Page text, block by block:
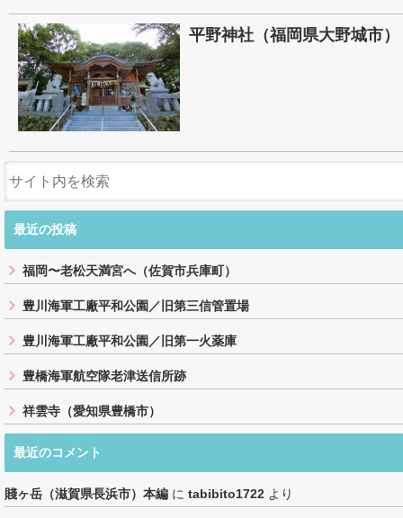
平野神社（福岡県大野城市）
最近の投稿
福岡〜老松天満宮へ（佐賀市兵庫町）
豊川海軍工廠平和公園／旧第三信管置場
豊川海軍工廠平和公園／旧第一火薬庫
豊橋海軍航空隊老津送信所跡
祥雲寺（愛知県豊橋市）
最近のコメント
賤ヶ岳（滋賀県長浜市）本編 に tabibito1722 より